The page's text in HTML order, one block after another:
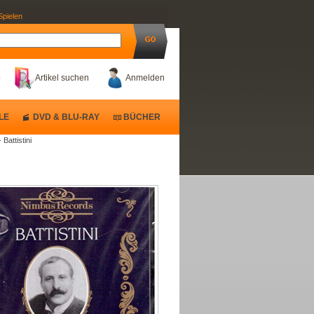
Anmelden
Artikel suchen
Battistini
DVD & BLU-RAY BÜCHER